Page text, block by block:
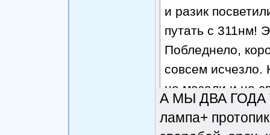
и разик
путать с 311нм!
Побледнело,
совсем исчезло.
не мазали и не
дерматозов
А МЫ ДВА
лампа+